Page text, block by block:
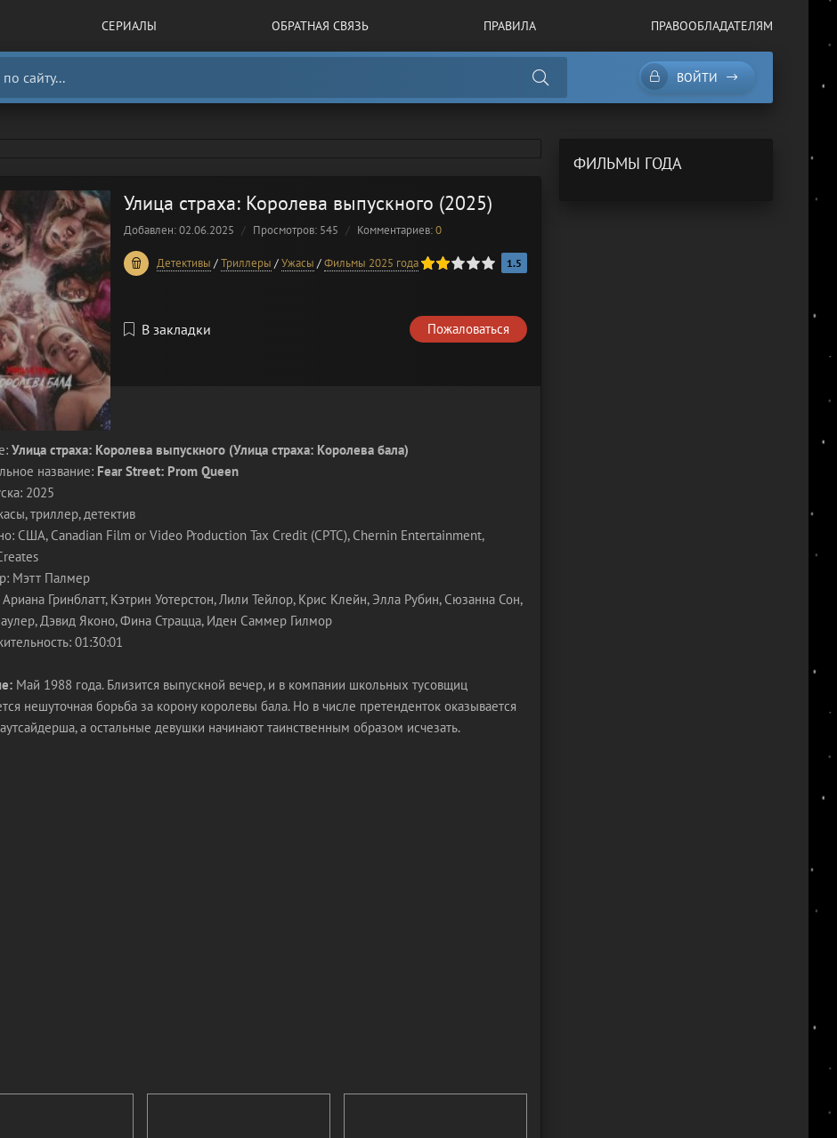
СЕРИАЛЫ ОБРАТНАЯ СВЯЗЬ ПРАВИЛА ПРАВООБЛАДАТЕЛЯМ
ВОЙТИ
Улица страха: Королева выпускного (2025)
Добавлен: 02.06.2025 Просмотров: 545 Комментариев:0
Детективы /Триллеры /Ужасы /Фильмы 2025 года
40 1 2 3 4 5 1.5
В закладки Пожаловаться
Улица страха: Королева выпускного (Улица страха: Королева бала)
название: Fear Street: Prom Queen
2025
триллер, детектив
США, Canadian Film or Video Production Tax Credit (CPTC), Chernin Entertainment,
Мэтт Палмер
Гринблатт, Кэтрин Уотерстон, Лили Тейлор, Крис Клейн, Элла Рубин, Сюзанна Сон,
Дэвид Яконо, Фина Страцца, Иден Саммер Гилмор
01:30:01
Май 1988 года. Близится выпускной вечер, и в компании школьных тусовщиц
нешуточная борьба за корону королевы бала. Но в числе претенденток оказывается
а остальные девушки начинают таинственным образом исчезать.
ФИЛЬМЫ ГОДА